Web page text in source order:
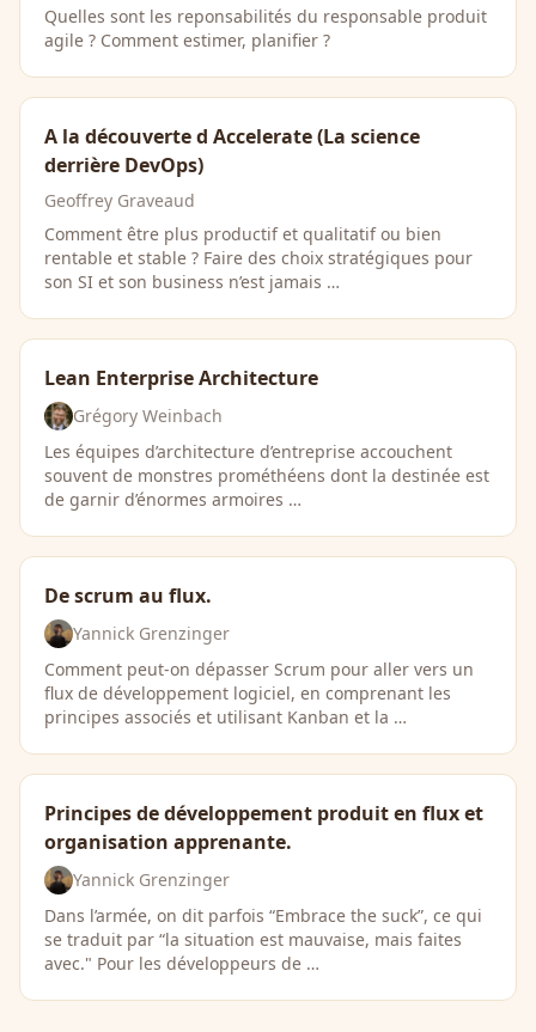
Quelles sont les reponsabilités du responsable produit
agile ? Comment estimer, planifier ?
A la découverte d Accelerate (La science
derrière DevOps)
Geoffrey Graveaud
Comment être plus productif et qualitatif ou bien
rentable et stable ? Faire des choix stratégiques pour
son SI et son business n’est jamais …
Lean Enterprise Architecture
Grégory Weinbach
Les équipes d’architecture d’entreprise accouchent
souvent de monstres prométhéens dont la destinée est
de garnir d’énormes armoires …
De scrum au flux.
Yannick Grenzinger
Comment peut-on dépasser Scrum pour aller vers un
flux de développement logiciel, en comprenant les
principes associés et utilisant Kanban et la …
Principes de développement produit en flux et
organisation apprenante.
Yannick Grenzinger
Dans l’armée, on dit parfois “Embrace the suck”, ce qui
se traduit par “la situation est mauvaise, mais faites
avec." Pour les développeurs de …